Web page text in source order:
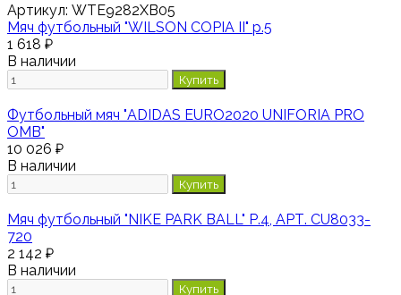
Артикул: WTE9282XB05
Мяч футбольный "WILSON COPIA II" р.5
1 618 ₽
В наличии
Купить
Футбольный мяч "ADIDAS EURO2020 UNIFORIA PRO
OMB"
10 026 ₽
В наличии
Купить
Мяч футбольный "NIKE PARK BALL" Р.4, АРТ. CU8033-
720
2 142 ₽
В наличии
Купить